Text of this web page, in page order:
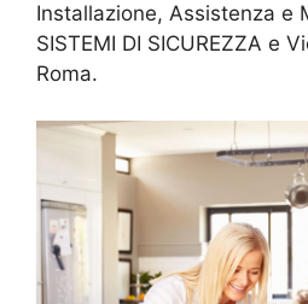
Installazione, Assistenza e
SISTEMI DI SICUREZZA e
Roma.